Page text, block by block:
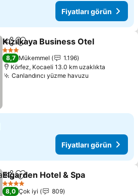
Fiyatları görün
PaylaşFavorilerime ekle
Kızılkaya Business Otel
3 Yıldız
8,7 Mükemmel
1.196
Körfez, Kocaeli 13.0 km uzaklıkta
Canlandırıcı yüzme havuzu
Fiyatları görün
PaylaşFavorilerime ekle
Elgarden Hotel & Spa
4 Yıldız
8,0 Çok iyi
809